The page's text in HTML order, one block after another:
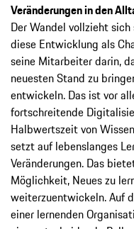
Veränderungen in den
Der Wandel vollzieht
diese Entwicklung als
seine Mitarbeiter darin,
neuesten Stand zu
entwickeln. Das ist vor
fortschreitende
Halbwertszeit von
setzt auf lebenslanges
Veränderungen. Das
Möglichkeit, Neues zu
weiterzuentwickeln. Auf
einer lernenden